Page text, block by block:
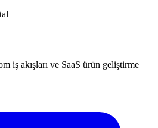
iş akışları ve SaaS ürün geliştirme